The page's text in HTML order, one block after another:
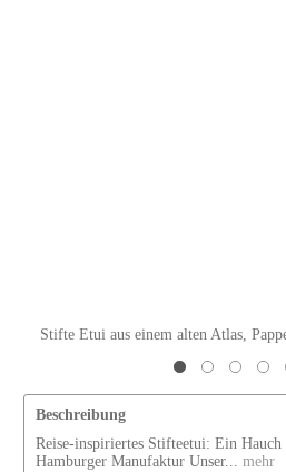
Stifte Etui aus einem alten Atlas,
Beschreibung
Reise-inspiriertes Stifteetui: Ein
Hamburger Manufaktur Unser...
mehr